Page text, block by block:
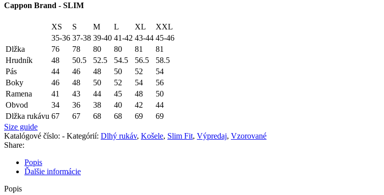
VR
Cappon Brand - SLIM
XS S M L XL
XXL
35-36 37-38 39-40 41-42 43-44 45-46
Dlžka
76 78 80 80 81
81
Hrudník
48 50.5 52.5 54.5 56.5
58.5
Pás
44 46 48 50 52
54
Boky
46 48 50 52 54
56
Ramena
41 43 44 45 48
50
Obvod
34 36 38 40 42
44
Dlžka rukávu 67 67 68 68 69
69
Size guide
Katalógové číslo: - Kategórií: Dlhý rukáv, Košele, Slim Fit, Výpredaj, Vzorované
Share:
Popis
Ďalšie informácie
Popis